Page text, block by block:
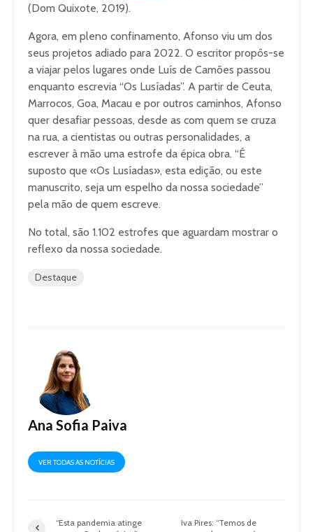
(Dom Quixote, 2019).
Agora, em pleno confinamento, Afonso viu um dos
seus projetos adiado para 2022. O escritor propôs-se
a viajar pelos lugares onde Luís de Camões passou
enquanto escrevia “Os Lusíadas”. A partir de Ceuta,
Marrocos, Goa, Macau e por outros caminhos, Afonso
quer desafiar pessoas, desde as com quem se cruza
na rua, a cientistas ou outras personalidades, a
escrever à mão uma estrofe da épica obra. “É
suposto que «Os Lusíadas», esta edição, ou este
manuscrito, seja um espelho da nossa sociedade”
pela mão de quem escreve.
No total, são 1.102 estrofes que aguardam mostrar o
reflexo da nossa sociedade.
Destaque
Ana Sofia Paiva
VER TODAS AS NOTÍCIAS
“Esta pandemia atinge
Iva Pires: “Temos de